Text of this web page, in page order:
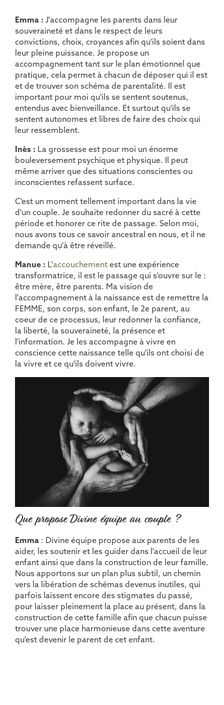
Emma : J'accompagne les parents dans leur
souveraineté et dans le respect de leurs
convictions, choix, croyances afin qu'ils soient dans
leur pleine puissance. Je propose un
accompagnement tant sur le plan émotionnel que
pratique, cela permet à chacun de déposer qui il est
et de trouver son schéma de parentalité. Il est
important pour moi qu'ils se sentent soutenus,
entendus avec bienveillance. Et surtout qu'ils se
sentent autonomes et libres de faire des choix qui
leur ressemblent.
Inès : La grossesse est pour moi un énorme
bouleversement psychique et physique. Il peut
même arriver que des situations conscientes ou
inconscientes refassent surface.
C'est un moment tellement important dans la vie
d'un couple. Je souhaite redonner du sacré à cette
période et honorer ce rite de passage. Selon moi,
nous avons tous ce savoir ancestral en nous, et il ne
demande qu'à être réveillé.
Manue : L'accouchement est une expérience
transformatrice, il est le passage qui s'ouvre sur le :
être mère, être parents. Ma vision de
l'accompagnement à la naissance est de remettre la
FEMME, son corps, son enfant, le 2e parent, au
coeur de ce processus, leur redonner la confiance,
la liberté, la souveraineté, la présence et
l'information. Je les accompagne à vivre en
conscience cette naissance telle qu'ils ont choisi de
la vivre et ce qu'ils doivent vivre.
Que propose Divine équipe au couple ?
Emma : Divine équipe propose aux parents de les
aider, les soutenir et les guider dans l'accueil de leur
enfant ainsi que dans la construction de leur famille.
Nous apportons sur un plan plus subtil, un chemin
vers la libération de schémas devenus inutiles, qui
parfois laissent encore des stigmates du passé,
pour laisser pleinement la place au présent, dans la
construction de cette famille afin que chacun puisse
trouver une place harmonieuse dans cette aventure
qu'est devenir le parent de cet enfant.